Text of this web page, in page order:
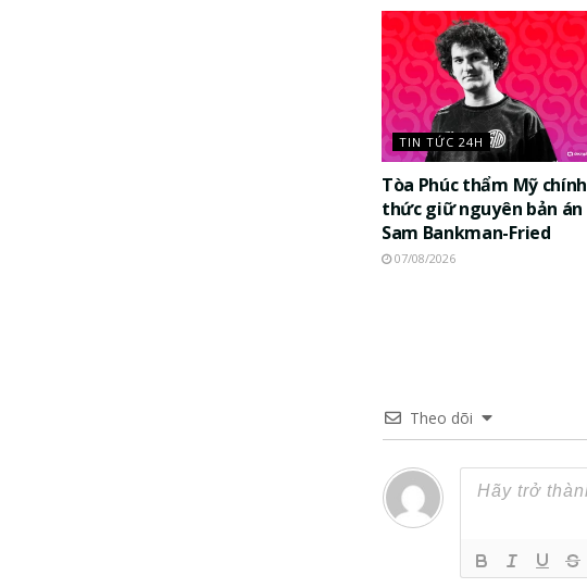
TIN TỨC 24H
Tòa Phúc thẩm Mỹ chính
thức giữ nguyên bản án
Sam Bankman-Fried
07/08/2026
Theo dõi